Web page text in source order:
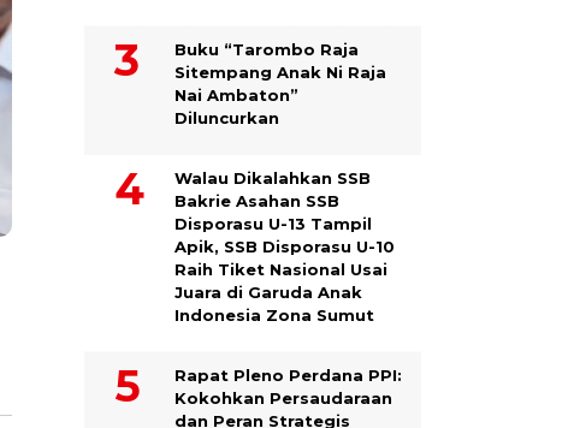
Buku “Tarombo Raja
Sitempang Anak Ni Raja
Nai Ambaton”
Diluncurkan
Walau Dikalahkan SSB
Bakrie Asahan SSB
Disporasu U-13 Tampil
Apik, SSB Disporasu U-10
Raih Tiket Nasional Usai
Juara di Garuda Anak
Indonesia Zona Sumut
Rapat Pleno Perdana PPI:
Kokohkan Persaudaraan
dan Peran Strategis